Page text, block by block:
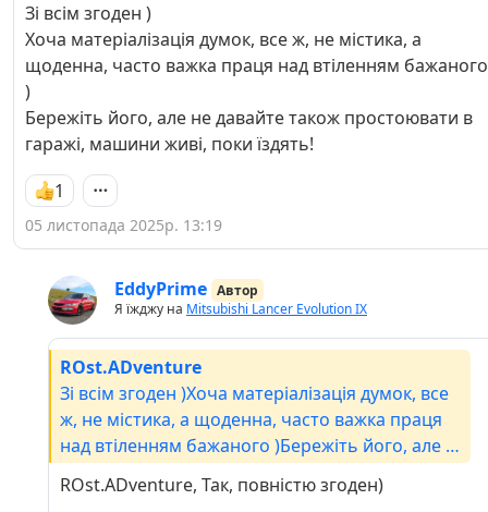
Зі всім згоден )
Хоча матеріалізація думок, все ж, не містика, а
щоденна, часто важка праця над втіленням бажаного
)
Бережіть його, але не давайте також простоювати в
гаражі, машини живі, поки їздять!
1
05 листопада 2025р. 13:19
EddyPrime Автор
Я їжджу на Mitsubishi Lancer Evolution IX
ROst.ADventure
Зі всім згоден )Хоча матеріалізація думок, все
ж, не містика, а щоденна, часто важка праця
над втіленням бажаного )Бережіть його, але не
живі, поки їздять!
ROst.ADventure, Так, повністю згоден)